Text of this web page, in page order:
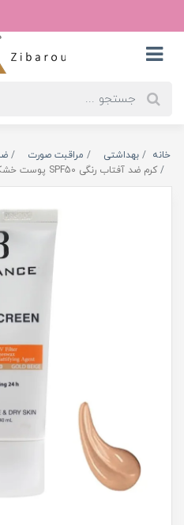
خانه بهداشتی مراقبت صورت
کرم ضد آفتاب رنگی SPF50 پوست خشک بیزانس رنگ بژ طلایی شماره 30